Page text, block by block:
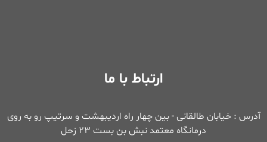
ارتباط با ما
آدرس : خیابان طالقانی - بین چهار راه اردیبهشت و سرتیپ رو به روی
درمانگاه معتمد نبش بن بست ۲۳ زحل